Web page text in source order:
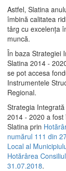
Astfel, Slatina
îmbină calitatea
târg cu excelenţa
muncă.
În baza Strategiei
Slatina 2014 -
se pot accesa
Instrumentele
Regional.
Strategia
2014 - 2020 a
Slatina prin
numărul 111 din
Local al
Hotărârea
31.07.2018.